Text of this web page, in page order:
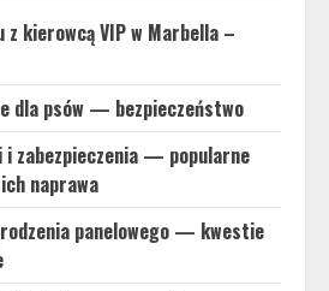
z kierowcą VIP w Marbella –
dla psów — bezpieczeństwo
i zabezpieczenia — popularne
naprawa
panelowego — kwestie